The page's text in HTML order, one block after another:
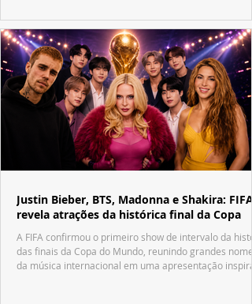
Justin Bieber, BTS, Madonna e Shakira: FIFA
revela atrações da histórica final da Copa
A FIFA confirmou o primeiro show de intervalo da
das finais da Copa do Mundo, reunindo grandes nomes
da música internacional em uma apresentação